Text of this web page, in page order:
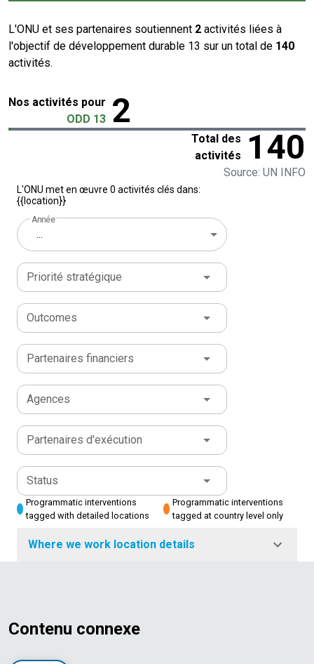
L'ONU et ses partenaires soutiennent 2 activités liées à
l'objectif de développement durable 13 sur un total de 140
activités.
Nos activités pour
ODD 13 2
Total des
activités
140
Source: UN INFO
L'ONU met en œuvre 0 activités clés dans:
{{location}}
Année
...
Priorité stratégique
Outcomes
Partenaires financiers
Agences
Partenaires d'exécution
Status
Programmatic interventions
tagged with detailed locations
Programmatic interventions
tagged at country level only
Where we work location details
Contenu connexe